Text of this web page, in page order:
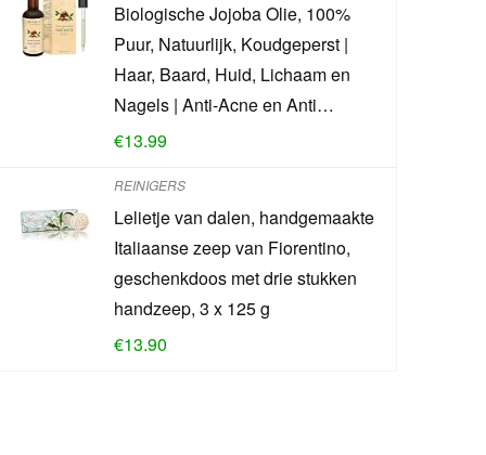
Biologische Jojoba Olie, 100%
Puur, Natuurlijk, Koudgeperst |
Haar, Baard, Huid, Lichaam en
Nagels | Anti-Acne en Anti…
€13.99
REINIGERS
Lelietje van dalen, handgemaakte
Italiaanse zeep van Fiorentino,
geschenkdoos met drie stukken
handzeep, 3 x 125 g
€13.90